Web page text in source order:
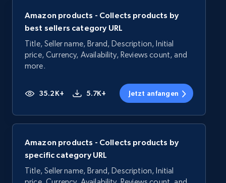
Amazon products - Collects products by
best sellers category URL
Title, Seller name, Brand, Description, Initial
price, Currency, Availability, Reviews count, and
more.
35.2K+ 5.7K+ Jetzt anfangen
Amazon products - Collects products by
specific category URL
Title, Seller name, Brand, Description, Initial